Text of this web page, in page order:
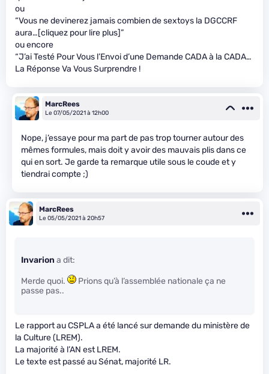
ou
“Vous ne devinerez jamais combien de sextoys la DGCCRF
aura…[cliquez pour lire plus]”
ou encore
“J’ai Testé Pour Vous l’Envoi d’une Demande CADA à la CADA…
La Réponse Va Vous Surprendre !
MarcRees
Le 07/05/2021 à 12h00
Nope, j’essaye pour ma part de pas trop tourner autour des
mêmes formules, mais doit y avoir des mauvais plis dans ce
qui en sort. Je garde ta remarque utile sous le coude et y
tiendrai compte ;)
MarcRees
Le 05/05/2021 à 20h57
Invarion a dit:
Merde quoi.
Prions qu’à l’assemblée nationale ça ne
passe pas..
Le rapport au CSPLA a été lancé sur demande du ministère de
la Culture (LREM).
La majorité à l’AN est LREM.
Le texte est passé au Sénat, majorité LR.